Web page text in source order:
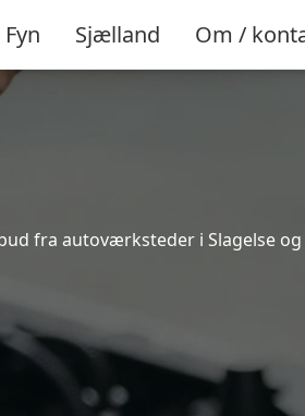
Fyn Sjælland Om /
fra autoværksteder i Slagelse og